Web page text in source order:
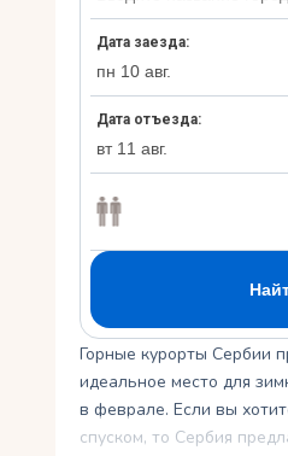
Горные курорты Сербии
идеальное место для
в феврале. Если вы
спуском, то Сербия